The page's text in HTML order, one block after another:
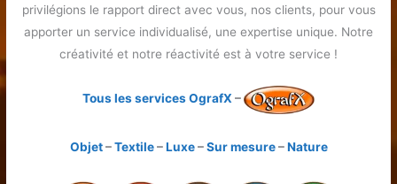
privilégions le rapport direct avec vous, nos clients, pour vous
apporter un service individualisé, une expertise unique. Notre
créativité et notre réactivité est à votre service !
Tous les services OgrafX –
Objet–Textile–Luxe–Sur mesure–Nature